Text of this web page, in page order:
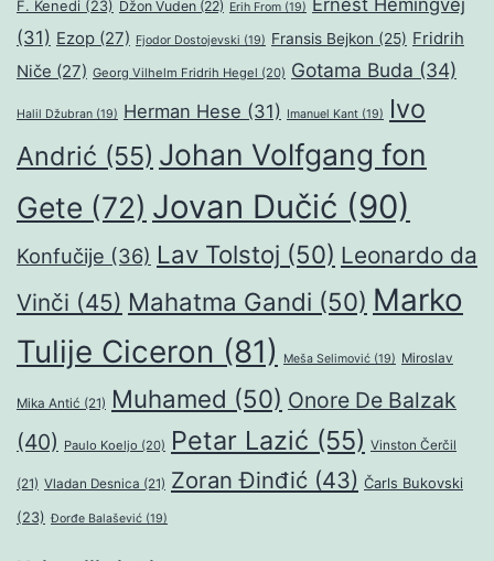
F. Kenedi (23) Džon Vuden (22) Erih From (19) Ernest Hemingvej
(31) Ezop (27) Fjodor Dostojevski (19) Fransis Bejkon (25) Fridrih
Niče (27) Georg Vilhelm Fridrih Hegel (20) Gotama Buda (34)
Halil Džubran (19) Herman Hese (31) Imanuel Kant (19)
Ivo
Andrić (55) Johan Volfgang fon
Gete (72) Jovan Dučić (90)
Konfučije (36) Lav Tolstoj (50) Leonardo da
Vinči (45) Mahatma Gandi (50) Marko
Tulije Ciceron (81) Meša Selimović (19) Miroslav
Mika Antić (21) Muhamed (50) Onore De Balzak
(40) Paulo Koeljo (20) Petar Lazić (55) Vinston Čerčil
(21) Vladan Desnica (21) Zoran Đinđić (43) Čarls Bukovski
(23) Đorđe Balašević (19)